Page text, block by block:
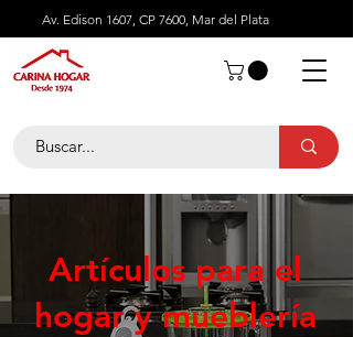
Av. Edison 1607, CP 7600, Mar del Plata
Artículos para el
hogar y mueblería